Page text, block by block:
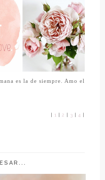
es la de siempre. Amo el
1 2 3 4